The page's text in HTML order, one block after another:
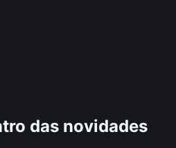
das novidades